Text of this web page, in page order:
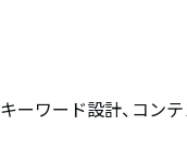
キーワード設計、コン